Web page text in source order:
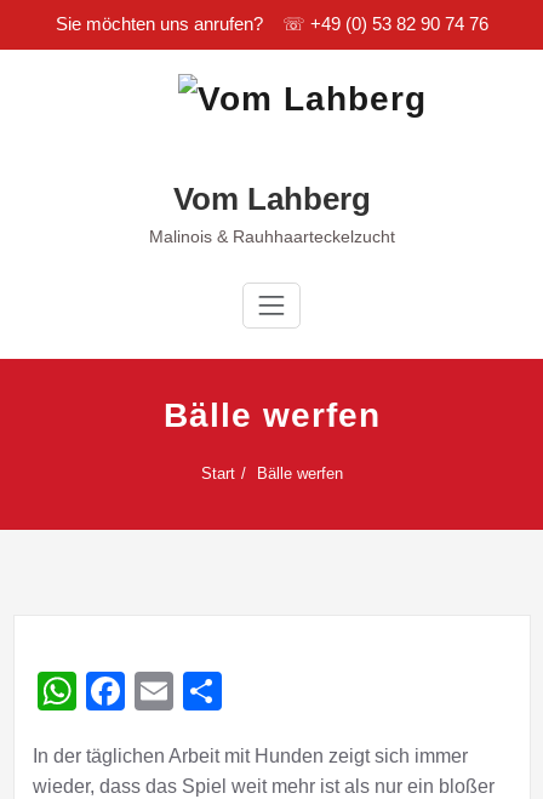
Sie möchten uns anrufen? ☏ +49 (0) 53 82 90 74 76
Vom Lahberg
Malinois & Rauhhaarteckelzucht
Bälle werfen
Start Bälle werfen
WhatsApp
Facebook
Email
In der täglichen Arbeit mit Hunden zeigt sich immer
wieder, dass das Spiel weit mehr ist als nur ein bloßer